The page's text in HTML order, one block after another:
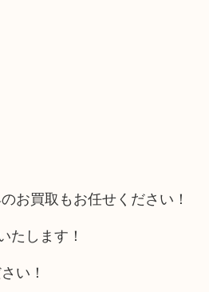
お買取もお任せください！
たします！
い！